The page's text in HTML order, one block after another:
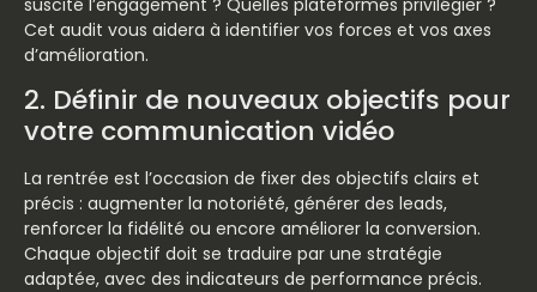
Cet audit vous aidera à identifier vos forces et vos axes
d’amélioration.
2. Définir de nouveaux objectifs pour
votre communication vidéo
La rentrée est l’occasion de fixer des objectifs clairs et
précis : augmenter la notoriété, générer des leads,
renforcer la fidélité ou encore améliorer la conversion.
Chaque objectif doit se traduire par une stratégie
adaptée, avec des indicateurs de performance précis.